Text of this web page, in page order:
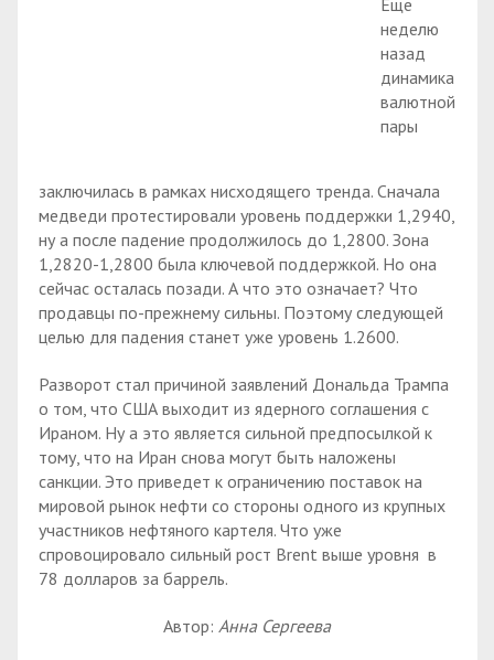
Еще
неделю
назад
динамика
валютной
пары
заключилась в рамках нисходящего тренда. Сначала
медведи протестировали уровень поддержки 1,2940,
ну а после падение продолжилось до 1,2800. Зона
1,2820-1,2800 была ключевой поддержкой. Но она
сейчас осталась позади. А что это означает? Что
продавцы по-прежнему сильны. Поэтому следующей
целью для падения станет уже уровень 1.2600.
Разворот стал причиной заявлений Дональда Трампа
о том, что США выходит из ядерного соглашения с
Ираном. Ну а это является сильной предпосылкой к
тому, что на Иран снова могут быть наложены
санкции. Это приведет к ограничению поставок на
мировой рынок нефти со стороны одного из крупных
участников нефтяного картеля. Что уже
спровоцировало сильный рост Brent выше уровня в
78 долларов за баррель.
Автор: Анна Сергеева